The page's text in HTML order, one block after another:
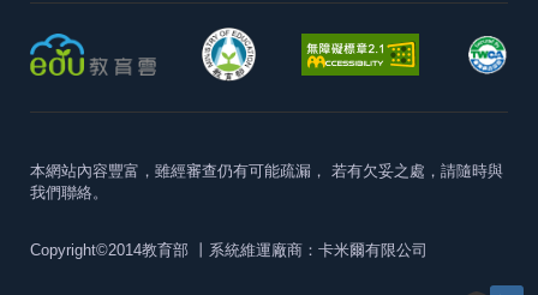
本網站內容豐富，雖經審查仍有可能疏漏， 若有欠妥之處，請隨時與
我們聯絡。
Copyright©2014教育部 丨系統維運廠商：卡米爾有限公司